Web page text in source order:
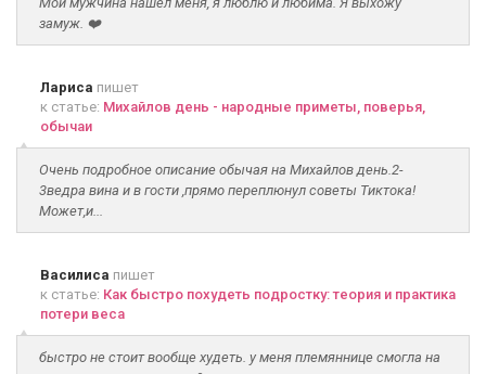
замуж. ❤️
Лариса пишет
к статье: Михайлов день - народные приметы, поверья,
обычаи
Очень подробное описание обычая на Михайлов день.2-
3ведра вина и в гости ,прямо переплюнул советы Тиктока!
Может,и...
Василиса пишет
к статье: Как быстро похудеть подростку: теория и практика
потери веса
быстро не стоит вообще худеть. у меня племяннице смогла на